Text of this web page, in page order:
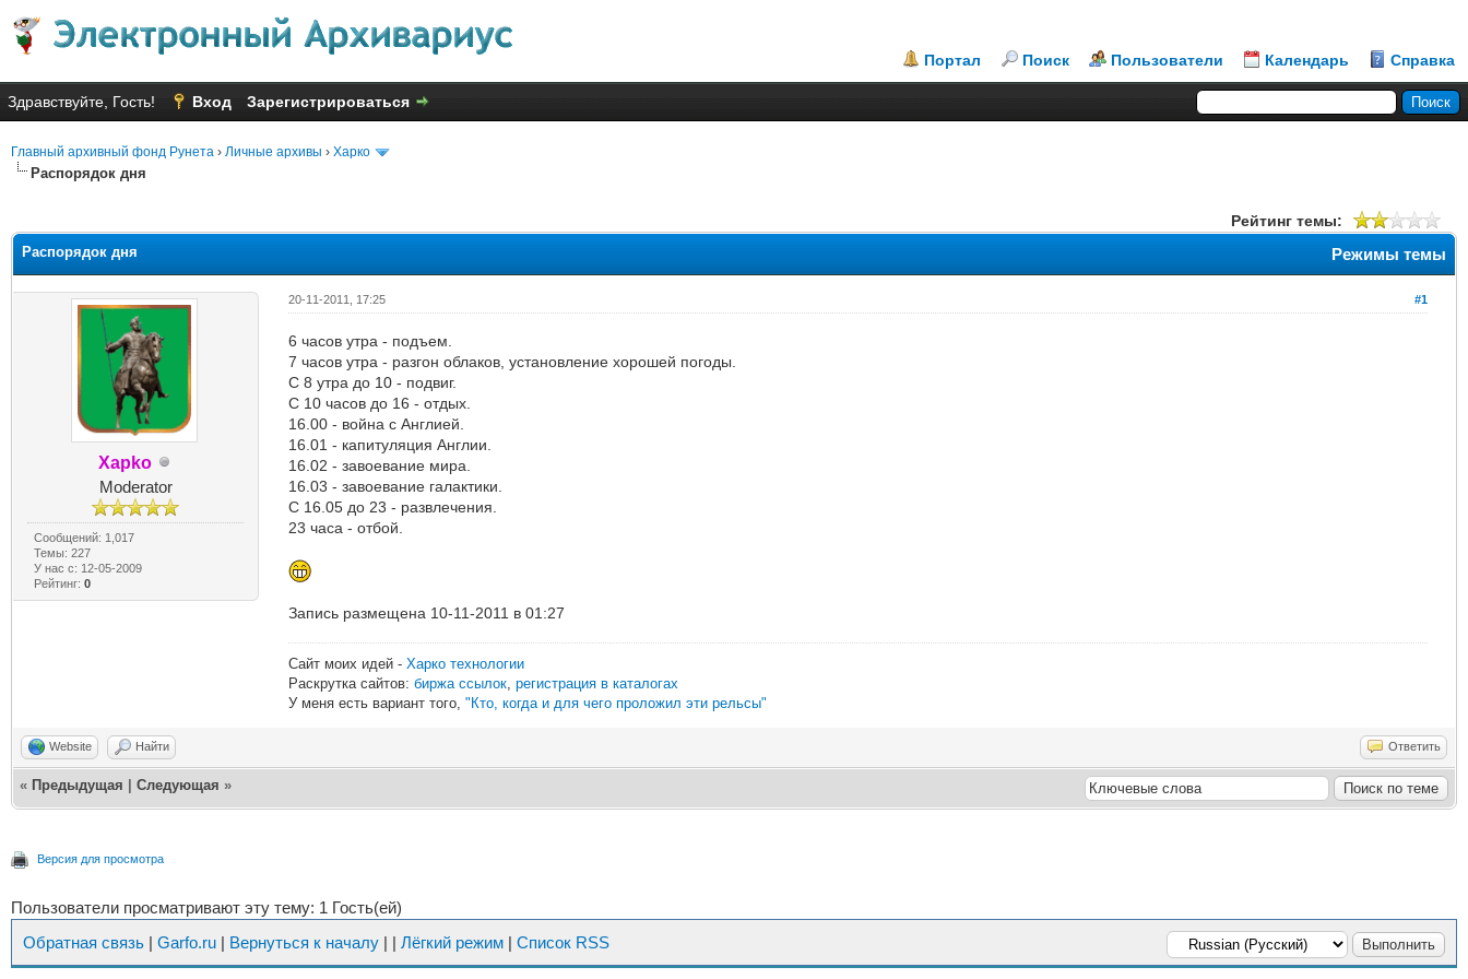
Портал Поиск Пользователи Календарь Справка
Здравствуйте, Гость! Вход Зарегистрироваться
Главный архивный фонд Рунета › Личные архивы › Харко
Распорядок дня
Рейтинг темы:
Режимы темы
Распорядок дня
Xapko
Moderator
Сообщений: 1,017
Темы: 227
У нас с: 12-05-2009
Рейтинг:0
#1
20-11-2011, 17:25
6 часов утра - подъем.
7 часов утра - разгон облаков, установление хорошей погоды.
С 8 утра до 10 - подвиг.
С 10 часов до 16 - отдых.
16.00 - война с Англией.
16.01 - капитуляция Англии.
16.02 - завоевание мира.
16.03 - завоевание галактики.
С 16.05 до 23 - развлечения.
23 часа - отбой.
Запись размещена 10-11-2011 в 01:27
Сайт моих идей - Харко технологии
Раскрутка сайтов: биржа ссылок, регистрация в каталогах
У меня есть вариант того, "Кто, когда и для чего проложил эти рельсы"
Website Найти Ответить
« Предыдущая Следующая »
Версия для просмотра
Пользователи просматривают эту тему: 1 Гость(ей)
Обратная связь | Garfo.ru | Вернуться к началу | | Лёгкий режим | Список RSS